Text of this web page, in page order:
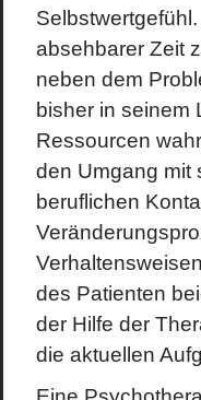
absehbarer Zeit
neben dem
bisher in seinem
Ressourcen
den Umgang mit
beruflichen
des Patienten
der Hilfe der
die aktuellen